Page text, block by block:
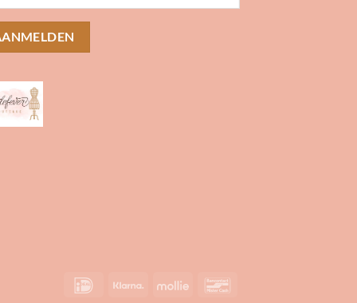
IDeal Klarna Mollie